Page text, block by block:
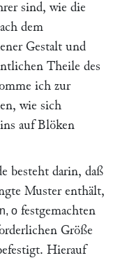
sind, wie die
dem
Gestalt und
Theile des
ich zur
wie sich
auf Blöken
besteht darin, daß
Muster enthält,
o festgemachten
Größe
Hierauf